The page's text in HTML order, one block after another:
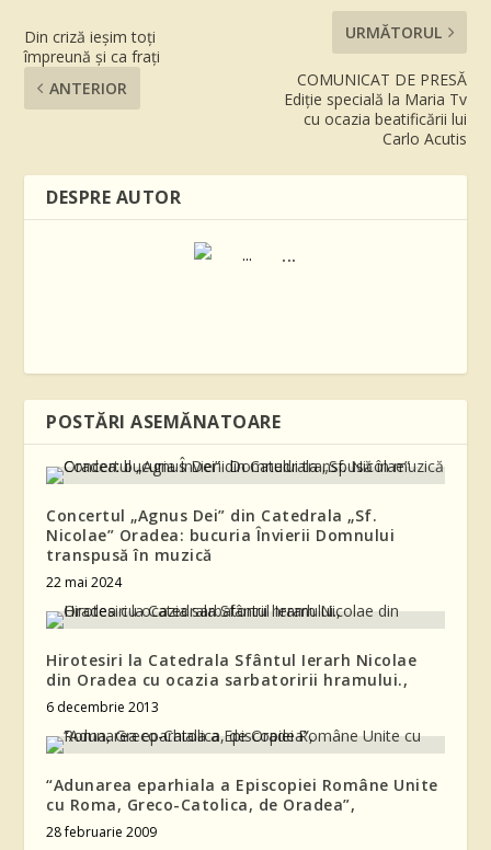
Din criză ieşim toţi
împreună şi ca fraţi
ANTERIOR
URMĂTORUL
COMUNICAT DE PRESĂ
Ediție specială la Maria Tv
cu ocazia beatificării lui
Carlo Acutis
DESPRE AUTOR
...
POSTĂRI ASEMĂNATOARE
Concertul „Agnus Dei” din Catedrala „Sf.
Nicolae” Oradea: bucuria Învierii Domnului
transpusă în muzică
22 mai 2024
Hirotesiri la Catedrala Sfântul Ierarh Nicolae
din Oradea cu ocazia sarbatoririi hramului.,
6 decembrie 2013
“Adunarea eparhiala a Episcopiei Române Unite
cu Roma, Greco-Catolica, de Oradea”,
28 februarie 2009